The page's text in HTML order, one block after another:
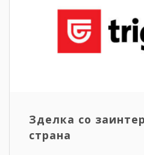
Зделка со
страна